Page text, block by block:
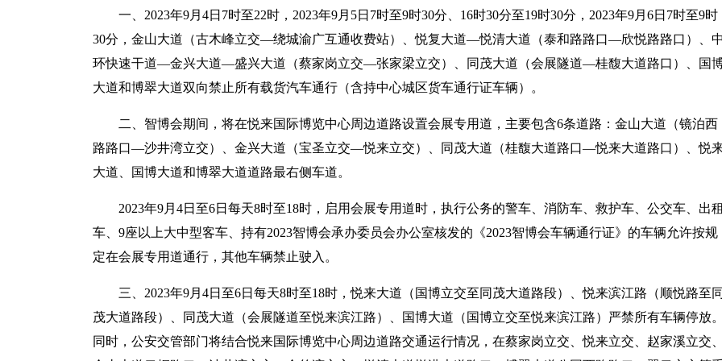
一、2023年9月4日7时至22时，2023年9月5日7时至9时30分、16时30分至19时30分，2023年9月6日7时至9时
30分，金山大道（古木峰立交—绕城渝广互通收费站）、悦复大道—悦清大道（泰和路路口—欣悦路路口）、
环快速干道—金兴大道—盛兴大道（蔡家岗立交—张家梁立交）、同茂大道（会展隧道—桂馥大道路口）、国
大道和博翠大道双向禁止所有载货汽车通行（含持中心城区货车通行证车辆）。
二、智博会期间，将在悦来国际博览中心周边道路设置会展专用道，主要包含6条道路：金山大道（镜泊西
路路口—沙井湾立交）、金兴大道（宝圣立交—悦来立交）、同茂大道（桂馥大道路口—悦来大道路口）、悦
大道、国博大道和博翠大道道路最右侧车道。
2023年9月4日至6日每天8时至18时，启用会展专用道时，执行公务的警车、消防车、救护车、公交车、出
车、9座以上大中型客车、持有2023智博会承办委员会办公室核发的《2023智博会车辆通行证》的车辆允许按规
定在会展专用道通行，其他车辆禁止驶入。
三、2023年9月4日至6日每天8时至18时，悦来大道（国博立交至同茂大道路段）、悦来滨江路（顺悦路至
茂大道路段）、同茂大道（会展隧道至悦来滨江路）、国博大道（国博立交至悦来滨江路）严禁所有车辆停放
同时，公安交管部门将结合悦来国际博览中心周边道路交通运行情况，在蔡家岗立交、悦来立交、赵家溪立交